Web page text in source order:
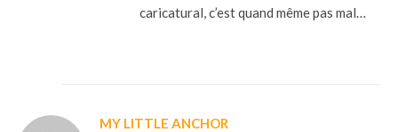
caricatural, c’est quand même pas mal…
MY LITTLE ANCHOR